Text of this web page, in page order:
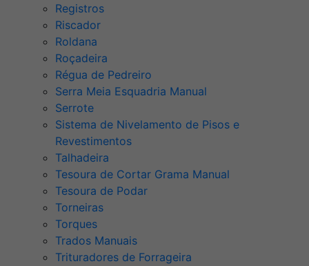
Registros
Riscador
Roldana
Roçadeira
Régua de Pedreiro
Serra Meia Esquadria Manual
Serrote
Sistema de Nivelamento de Pisos e
Revestimentos
Talhadeira
Tesoura de Cortar Grama Manual
Tesoura de Podar
Torneiras
Torques
Trados Manuais
Trituradores de Forrageira